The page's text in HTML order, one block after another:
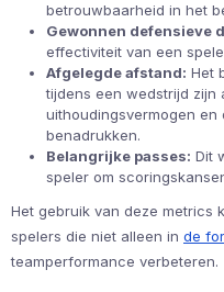
betrouwbaarheid in het
Gewonnen defensieve
effectiviteit van een
Afgelegde afstand: Het
tijdens een wedstrijd zijn
uithoudingsvermogen
benadrukken.
Belangrijke passes: Dit
speler om
Het gebruik van deze metrics
spelers die niet alleen in de
teamperformance verbeteren.